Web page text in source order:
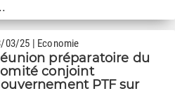
03/25 | Economie
préparatoire du
conjoint
PTF sur